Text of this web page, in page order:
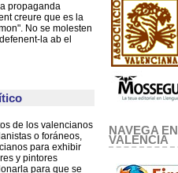
NAVEGA EN
VALENCIA
propaganda
creure que es la
No se molesten
la ab el
de los valencianos
o foráneos,
para exhibir
y pintores
para que se